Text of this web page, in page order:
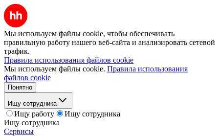
Мы используем файлы cookie, чтобы обеспечивать
правильную работу нашего веб-сайта и анализировать сетевой
трафик.
Правила использования файлов cookie
Мы используем файлы cookie. Правила использования
файлов cookie
Понятно
Ищу сотрудника
Ищу работу
Ищу сотрудника
Ищу сотрудника
Сервисы